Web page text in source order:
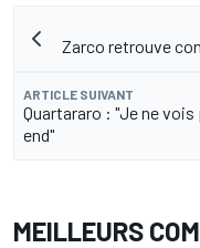
Zarco retrouve
ARTICLE SUIVANT
Quartararo : "Je ne
end"
MEILLEURS